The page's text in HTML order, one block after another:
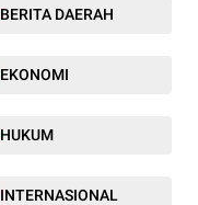
BERITA DAERAH
EKONOMI
HUKUM
INTERNASIONAL